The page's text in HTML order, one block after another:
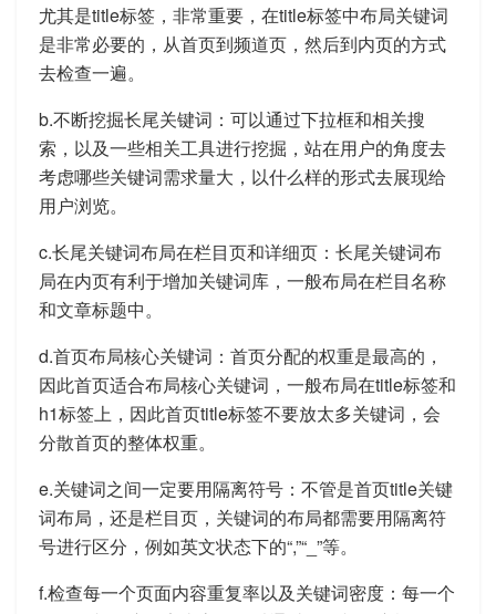
尤其是title标签，非常重要，在title标签中布局关键词
是非常必要的，从首页到频道页，然后到内页的方式
去检查一遍。
b.不断挖掘长尾关键词：可以通过下拉框和相关搜
索，以及一些相关工具进行挖掘，站在用户的角度去
考虑哪些关键词需求量大，以什么样的形式去展现给
用户浏览。
c.长尾关键词布局在栏目页和详细页：长尾关键词布
局在内页有利于增加关键词库，一般布局在栏目名称
和文章标题中。
d.首页布局核心关键词：首页分配的权重是最高的，
因此首页适合布局核心关键词，一般布局在title标签和
h1标签上，因此首页title标签不要放太多关键词，会
分散首页的整体权重。
e.关键词之间一定要用隔离符号：不管是首页title关键
词布局，还是栏目页，关键词的布局都需要用隔离符
号进行区分，例如英文状态下的“,”“_”等。
f.检查每一个页面内容重复率以及关键词密度：每一个